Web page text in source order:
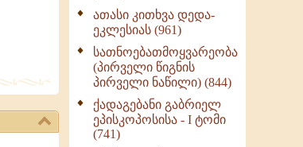
ათასი კითხვა დედა-
ეკლესიას (961)
სათნოებათმოყვარეობა
(პირველი წიგნის
პირველი ნაწილი) (844)
ქადაგებანი გაბრიელ
ეპისკოპოსისა - I ტომი
(741)